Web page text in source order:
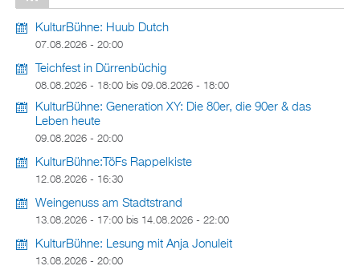
KulturBühne: Huub Dutch
07.08.2026 - 20:00
Teichfest in Dürrenbüchig
08.08.2026 - 18:00 bis 09.08.2026 - 18:00
KulturBühne: Generation XY: Die 80er, die 90er & das
Leben heute
09.08.2026 - 20:00
KulturBühne:TöFs Rappelkiste
12.08.2026 - 16:30
Weingenuss am Stadtstrand
13.08.2026 - 17:00 bis 14.08.2026 - 22:00
KulturBühne: Lesung mit Anja Jonuleit
13.08.2026 - 20:00